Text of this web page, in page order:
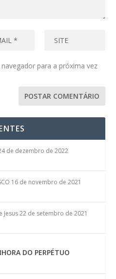
para a próxima vez
de dezembro de 2022
16 de novembro de 2021
Jesus 22 de setembro de 2021
DO PERPÉTUO